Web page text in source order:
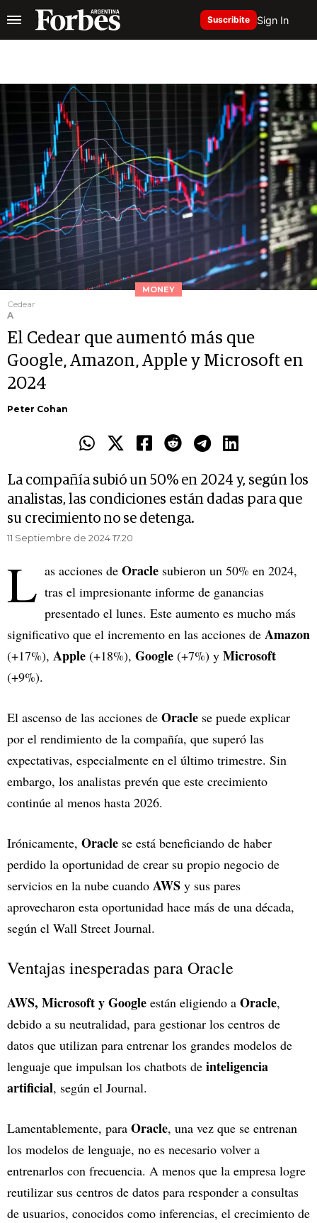
Suscribite Sign In
MONEY
Cedear
A
El Cedear que aumentó más que
Google, Amazon, Apple y Microsoft en
2024
Peter Cohan
La compañía subió un 50% en 2024 y, según los
analistas, las condiciones están dadas para que
su crecimiento no se detenga.
11 Septiembre de 2024 17.20
L as acciones de Oracle subieron un 50% en 2024,
tras el impresionante informe de ganancias
presentado el lunes. Este aumento es mucho más
significativo que el incremento en las acciones de Amazon
(+17%), Apple (+18%), Google (+7%) y Microsoft
(+9%).
El ascenso de las acciones de Oracle se puede explicar
por el rendimiento de la compañía, que superó las
expectativas, especialmente en el último trimestre. Sin
embargo, los analistas prevén que este crecimiento
continúe al menos hasta 2026.
Irónicamente, Oracle se está beneficiando de haber
perdido la oportunidad de crear su propio negocio de
servicios en la nube cuando AWS y sus pares
aprovecharon esta oportunidad hace más de una década,
según el Wall Street Journal.
Ventajas inesperadas para Oracle
AWS, Microsoft y Google están eligiendo a Oracle,
debido a su neutralidad, para gestionar los centros de
datos que utilizan para entrenar los grandes modelos de
lenguaje que impulsan los chatbots de inteligencia
artificial, según el Journal.
Lamentablemente, para Oracle, una vez que se entrenan
los modelos de lenguaje, no es necesario volver a
entrenarlos con frecuencia. A menos que la empresa logre
reutilizar sus centros de datos para responder a consultas
de usuarios, conocidos como inferencias, el crecimiento de